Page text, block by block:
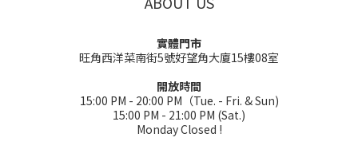
實體門市
旺角西洋菜南街5號好望角大廈15樓08室
開放時間
15:00 PM - 20:00 PM（Tue. - Fri. & Sun)
15:00 PM - 21:00 PM (Sat.)
Monday Closed !